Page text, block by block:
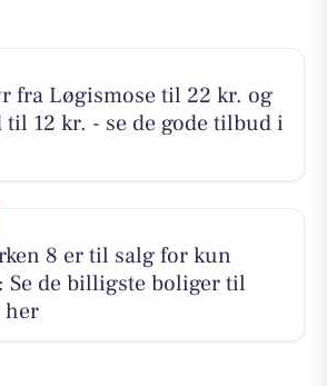
fra Løgismose til 22 kr. og
12 kr. - se de gode tilbud i
8 er til salg for kun
Se de billigste boliger til
her